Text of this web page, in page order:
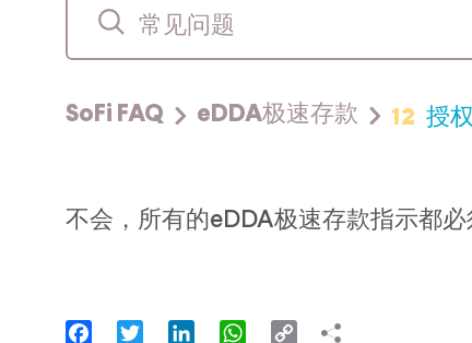
SoFi FAQ eDDA极速存款 12 授
不会，所有的eDDA极速存款指示都
FacebookTwitter LinkedInWhatsApp
Copy